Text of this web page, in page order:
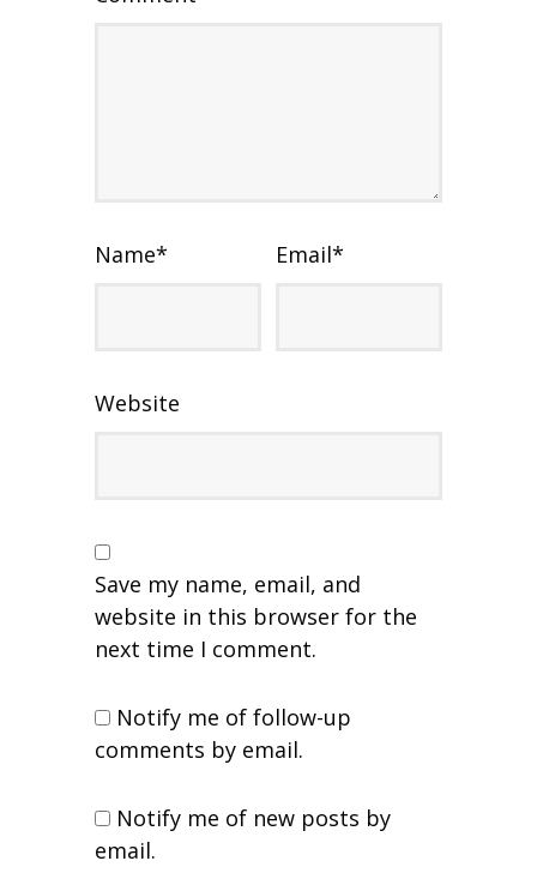
Name* Email*
Website
Save my name, email, and
website in this browser for the
next time I comment.
Notify me of follow-up
comments by email.
Notify me of new posts by
email.